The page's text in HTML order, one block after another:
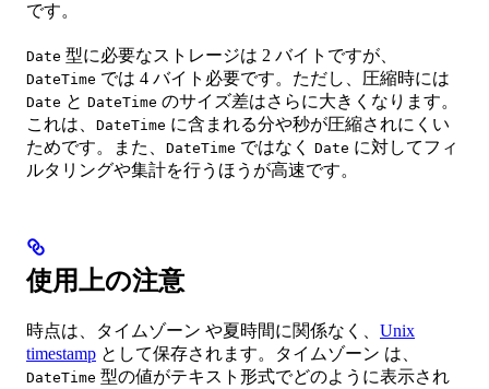
です。
Date 型に必要なストレージは 2 バイトですが、
DateTime では 4 バイト必要です。ただし、圧縮時には
Date と DateTime のサイズ差はさらに大きくなります。
これは、 DateTime に含まれる分や秒が圧縮されにくい
ためです。また、 DateTime ではなく Date に対してフィ
ルタリングや集計を行うほうが高速です。
使用上の注意
時点は、タイムゾーン や夏時間に関係なく、 Unix
timestamp として保存されます。タイムゾーン は、
DateTime 型の値がテキスト形式でどのように表示され